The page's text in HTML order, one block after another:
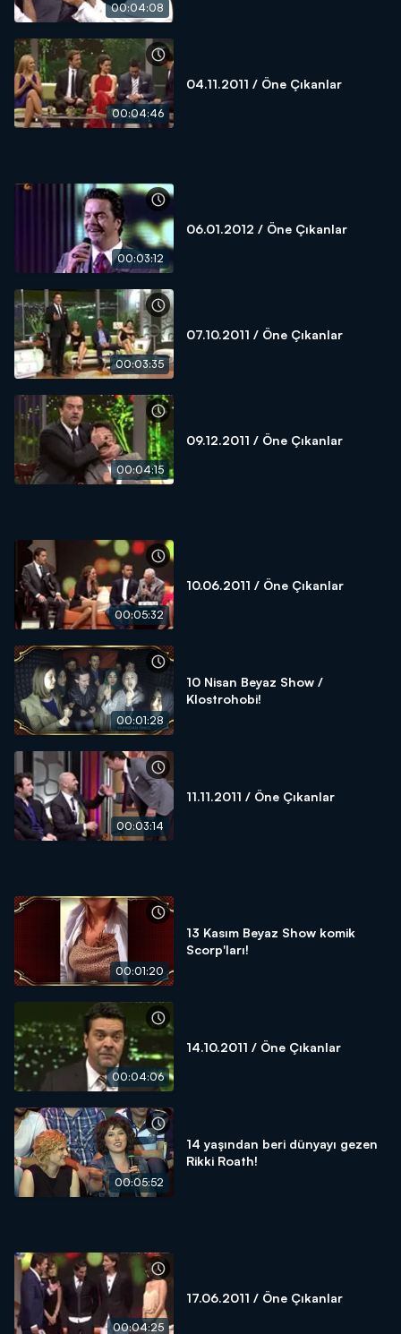
00:04:08
00:04:46
04.11.2011 / Öne Çıkanlar
00:03:12
06.01.2012 / Öne Çıkanlar
00:03:35
07.10.2011 / Öne Çıkanlar
00:04:15
09.12.2011 / Öne Çıkanlar
00:05:32
10.06.2011 / Öne Çıkanlar
00:01:28
10 Nisan Beyaz Show /
Klostrohobi!
00:03:14
11.11.2011 / Öne Çıkanlar
00:01:20
13 Kasım Beyaz Show komik
Scorp'ları!
00:04:06
14.10.2011 / Öne Çıkanlar
00:05:52
14 yaşından beri dünyayı gezen
Rikki Roath!
00:04:25
17.06.2011 / Öne Çıkanlar